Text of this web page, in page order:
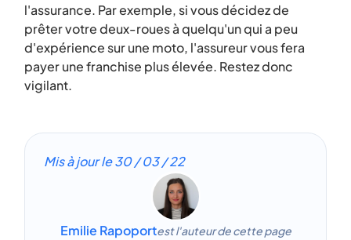
l'assurance. Par exemple, si vous décidez de
prêter votre deux-roues à quelqu'un qui a peu
d'expérience sur une moto, l'assureur vous fera
payer une franchise plus élevée. Restez donc
vigilant.
Mis à jour le30 / 03 / 22
Emilie Rapoportest l'auteur de cette page